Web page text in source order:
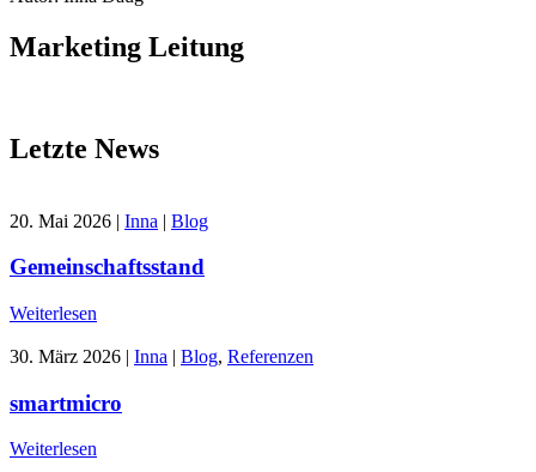
Marketing Leitung
Letzte News
20. Mai 2026 | Inna | Blog
Gemeinschaftsstand
Weiterlesen
30. März 2026 | Inna | Blog, Referenzen
smartmicro
Weiterlesen